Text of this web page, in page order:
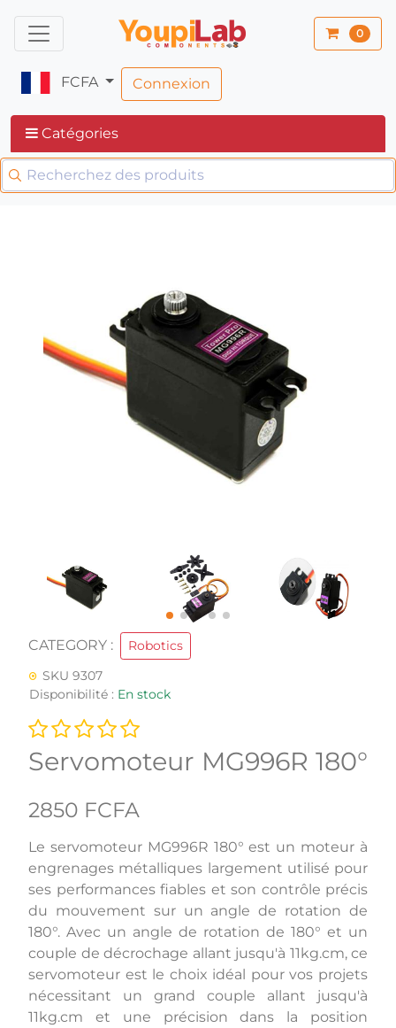
0
FCFA Connexion
Catégories
CATEGORY :
Robotics
SKU 9307
Disponibilité : En stock
Servomoteur MG996R 180°
2850 FCFA
Le servomoteur MG996R 180° est un moteur à
engrenages métalliques largement utilisé pour
ses performances fiables et son contrôle précis
du mouvement sur un angle de rotation de
180°. Avec un angle de rotation de 180° et un
couple de décrochage allant jusqu'à 11kg.cm, ce
servomoteur est le choix idéal pour vos projets
nécessitant un grand couple allant jusqu'à
11kg.cm et une précision dans la position